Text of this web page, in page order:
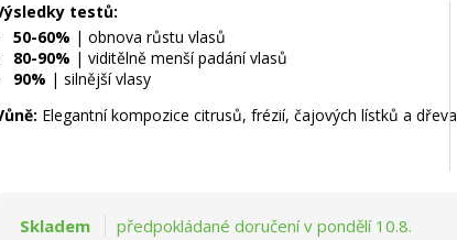
testů:
50-60% | obnova růstu vlasů
80-90% | viditělně menší padání vlasů
90% | silnější vlasy
Elegantní kompozice citrusů, frézií, čajových lístků a dřeva
Skladem předpokládané doručení v pondělí 10.8.